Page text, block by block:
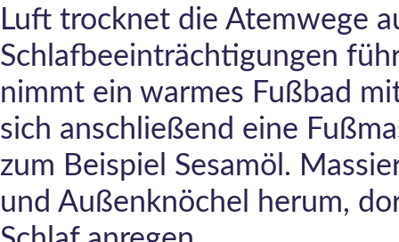
Luft trocknet die Atemwege
Schlafbeeinträchtigungen
nimmt ein warmes Fußbad
sich anschließend eine
zum Beispiel Sesamöl.
und Außenknöchel herum,